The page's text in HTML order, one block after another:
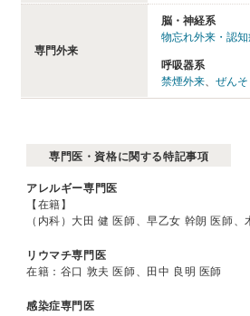
専門外来
脳・神経系
物忘れ外来・認
呼吸器系
禁煙外来、 ぜん
専門医・資格に関する特記事項
アレルギー専門医
【在籍】
（内科）大田 健 医師、早乙女 幹朗 医師
リウマチ専門医
在籍：谷口 敦夫 医師、田中 良明 医師
感染症専門医